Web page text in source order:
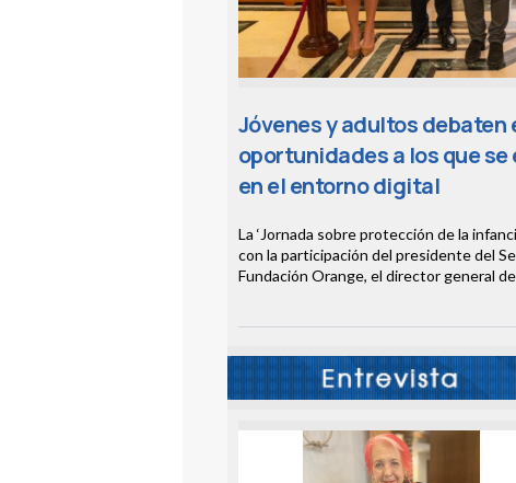
Jóvenes y adultos debaten
oportunidades a los que
en el entorno digital
La ‘Jornada sobre protección de la
con la participación del presidente del
Fundación Orange, el director general